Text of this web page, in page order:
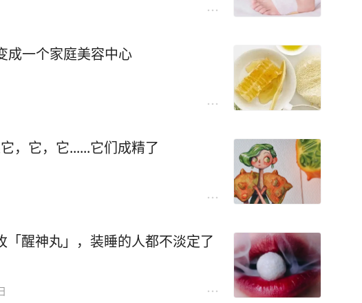
成一个家庭美容中心
，它，它......它们成精了
「醒神丸」，装睡的人都不淡定了